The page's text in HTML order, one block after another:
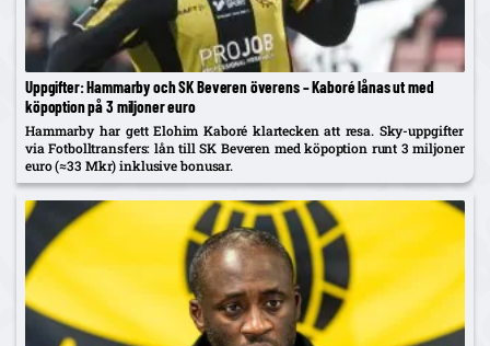
Uppgifter: Hammarby och SK Beveren överens – Kaboré lånas ut med
köpoption på 3 miljoner euro
Hammarby har gett Elohim Kaboré klartecken att resa. Sky-uppgifter
via Fotbolltransfers: lån till SK Beveren med köpoption runt 3 miljoner
euro (≈33 Mkr) inklusive bonusar.